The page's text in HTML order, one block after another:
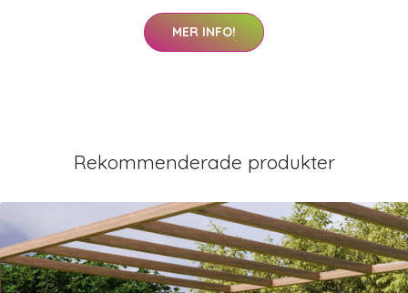
MER INFO!
Rekommenderade produkter